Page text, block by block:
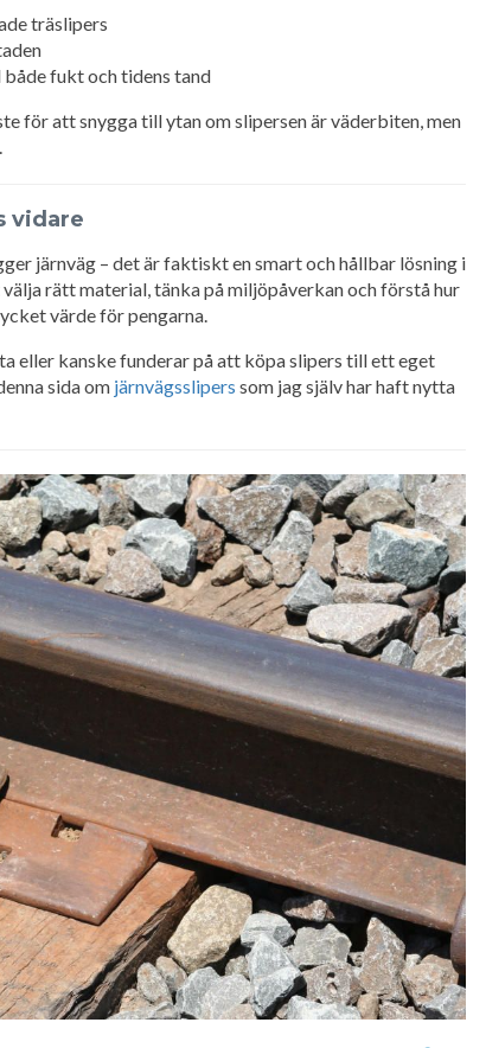
träslipers
fukt och tidens tand
för att snygga till ytan om slipersen är väderbiten, men
vidare
järnväg – det är faktiskt en smart och hållbar lösning i
rätt material, tänka på miljöpåverkan och förstå hur
värde för pengarna.
eller kanske funderar på att köpa slipers till ett eget
sida om järnvägsslipers som jag själv har haft nytta